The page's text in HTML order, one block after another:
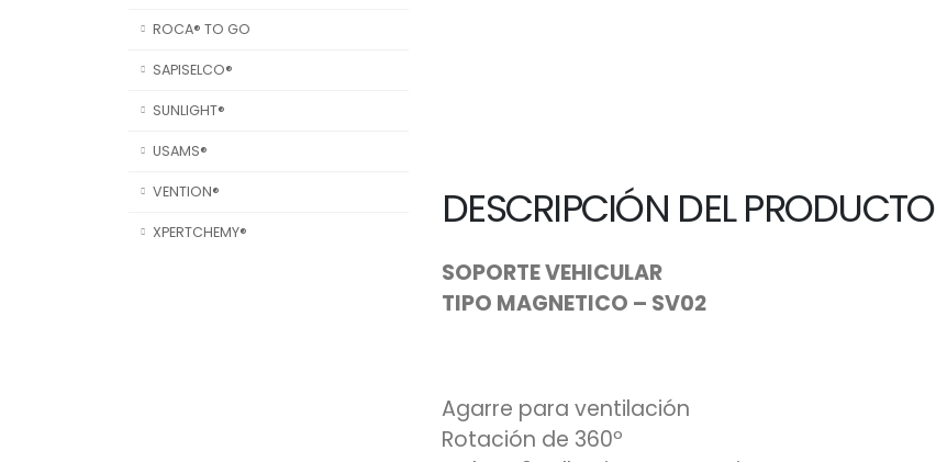
ROCA® TO GO
SAPISELCO®
SUNLIGHT®
USAMS®
VENTION®
XPERTCHEMY® DESCRIPCIÓN DEL PRODUCTO
SOPORTE VEHICULAR
TIPO MAGNETICO – SV02
Agarre para ventilación
Rotación de 360º